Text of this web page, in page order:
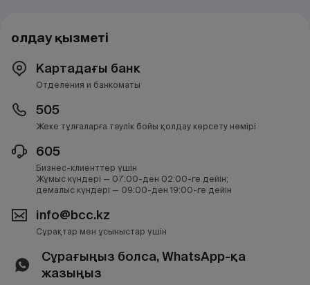
Қолдау қызметі
Картадағы банк
Отделения и банкоматы
505
Жеке тұлғаларға тәулік бойы қолдау көрсету нөмірі
605
Бизнес-клиенттер үшін
Жұмыс күндері — 07:00-ден 02:00-ге дейін;
демалыс күндері — 09:00-ден 19:00-ге дейін
info@bcc.kz
Сұрақтар мен ұсыныстар үшін
Сұрағыңыз болса, WhatsApp-қа
жазыңыз